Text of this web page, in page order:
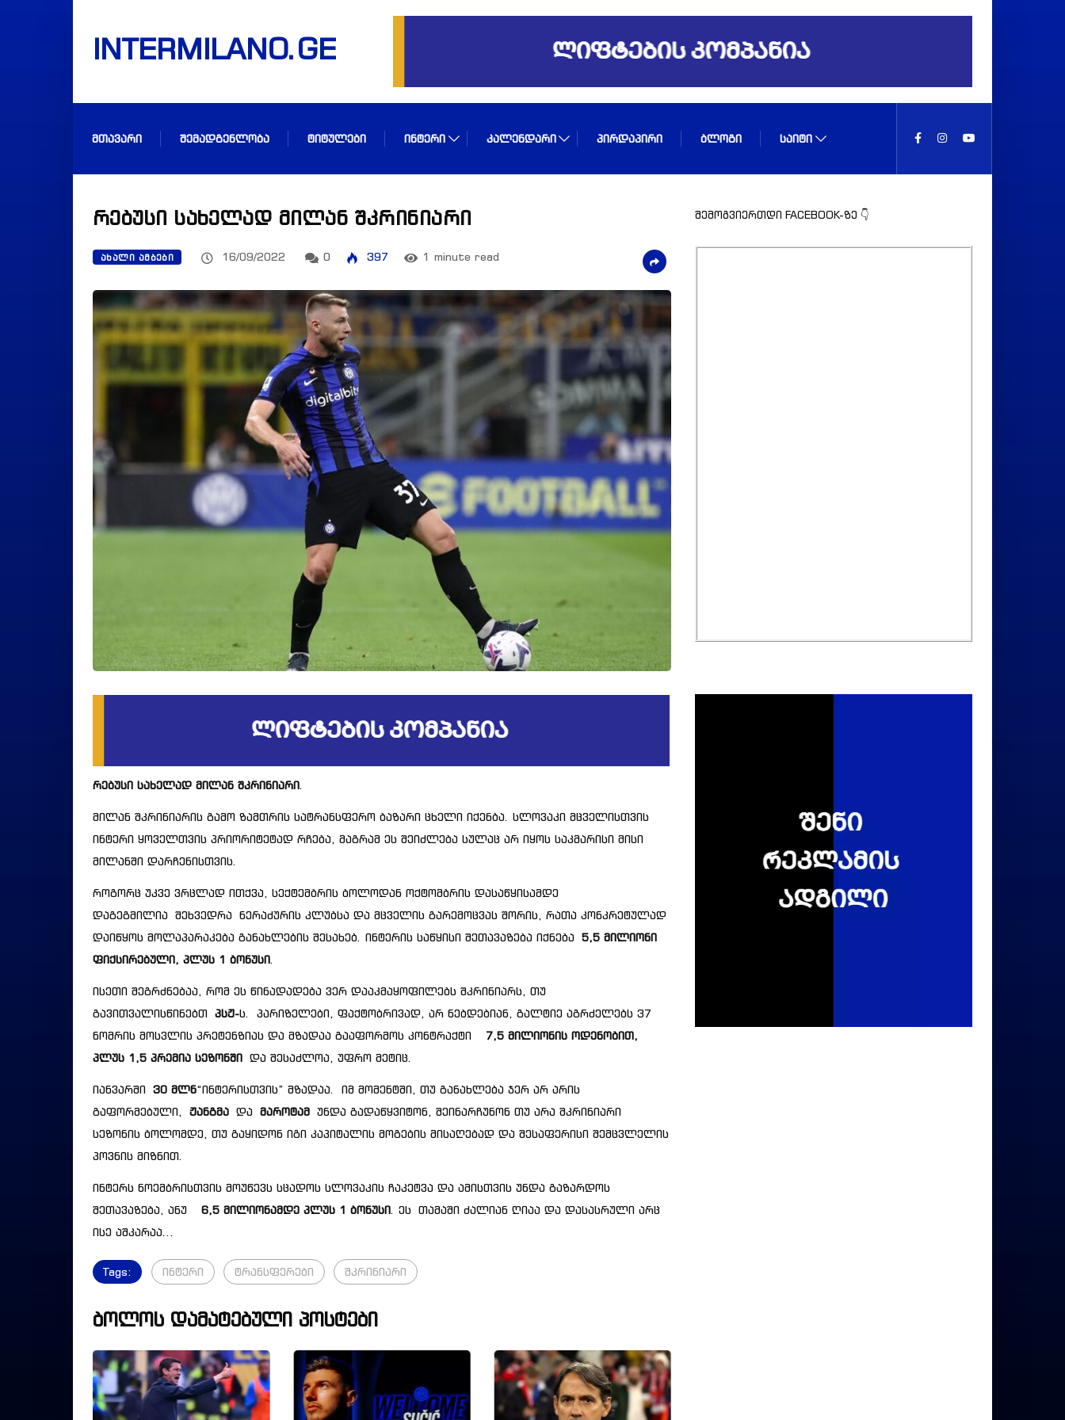
INTERMILANO.GE
ᲛᲗᲐᲕᲐᲠᲘ ᲨᲔᲛᲐᲓᲒᲔᲜᲚᲝᲑᲐ ᲢᲘᲢᲣᲚᲔᲑᲘ ᲘᲜᲢᲔᲠᲘ ᲙᲐᲚᲔᲜᲓᲐᲠᲘ ᲞᲘᲠᲓᲐᲞᲘᲠᲘ ᲑᲚᲝᲒᲘ ᲡᲐᲘᲢᲘ
რებუსი სახელად მილან შკრინიარი
ᲐᲮᲐᲚᲘ ᲐᲛᲑᲔᲑᲘ 16/09/2022 0 397 1 minute read
რებუსი სახელად მილან შკრინიარი.
მილან შკრინიარის გამო ზამთრის სატრანსფერო ბაზარი ცხელი იქენბა. სლოვაკი მცველისთვის
ინტერი ყოველთვის პრიორიტეტად რჩება, მაგრამ ეს შეიძლება სულაც არ იყოს საკმარისი მისი
მილანში დარჩენისთვის.
როგორც უკვე ვრცლად ითქვა, სექტემბრის ბოლოდან ოქტომბრის დასაწყისამდე
დაგეგმილია შეხვედრა ნერაძურის კლუბსა და მცველის გარემოცვას შორის, რათა კონკრეტულად
დაიწყოს მოლაპარაკება განახლების შესახებ. ინტერის საწყისი შეთავაზება იქნება 5,5 მილიონი
ფიქსირებული, პლუს 1 ბონუსი.
ისეთი შეგრძნებაა, რომ ეს წინადადება ვერ დააკმაყოფილებს შკრინიარს, თუ
გავითვალისწინებთ პსჟ-ს. პარიზელები, ფაქტობრივად, არ ნებდებიან, გალტიე აგრძელებს 37
ნომრის მოსვლის პრეტენზიას და მზადაა გააფორმოს კონტრაქტი 7,5 მილიონის ოდენობით,
პლუს 1,5 პრემია სეზონში და შესაძლოა, უფრო მეტიც.
იანვარში 30 მლნ“ინტერისთვის” მზადაა. იმ მომენტში, თუ განახლება ჯერ არ არის
გაფორმებული, ჟანგმა და მაროტამ უნდა გადაწყვიტონ, შეინარჩუნონ თუ არა შკრინიარი
სეზონის ბოლომდე, თუ გაყიდონ იგი კაპიტალის მოგების მისაღებად და შესაფერისი შემცვლელის
პოვნის მიზნით.
ინტერს ნოემბრისთვის მოუწევს სცადოს სლოვაკის ჩაკეტვა და ამისთვის უნდა გაზარდოს
შეთავაზება, ანუ 6,5 მილიონამდე პლუს 1 ბონუსი. ეს თამაში ძალიან ღიაა და დასასრული არც
ისე აშკარაა…
Tags: ინტერი ტრანსფერები შკრინიარი
ბოლოს დამატებული პოსტები
შემოგვიერთდი FACEBOOK-ზე 👇